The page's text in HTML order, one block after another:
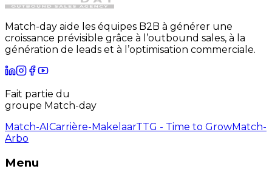
Match-day aide les équipes B2B à générer une
croissance prévisible grâce à l’outbound sales, à la
génération de leads et à l’optimisation commerciale.
Fait partie du
groupe Match-day
Match-AI Carrière-MakelaarTTG - Time to GrowMatch-
Arbo
Menu